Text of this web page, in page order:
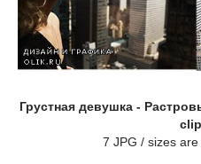
Грустная девушка -
7 JPG / sizes